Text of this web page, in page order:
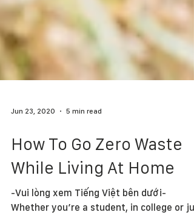
Jun 23, 2020 5 min read
How To Go Zero Waste